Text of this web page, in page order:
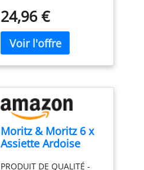
L'assiette en ardoise
grise et noire a une
surface plate, froide au
toucher, et des bords
uniques avec une texture
caractère unique.
SéCurité Et
AntidéPlacement :
L'assiette en ardoise est
l'environnement et non
24,96 €
Moritz & Moritz 6 x
Assiette Ardoise
PRODUIT DE QUALITÉ -